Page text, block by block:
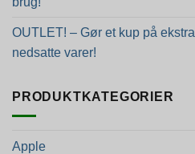
OUTLET! – Gør et kup på ekstra
nedsatte varer!
PRODUKTKATEGORIER
Apple